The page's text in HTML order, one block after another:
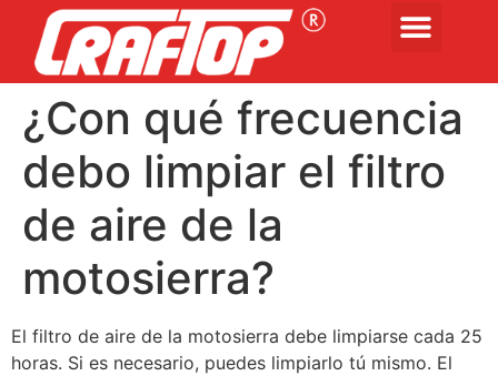
¿Con qué frecuencia
debo limpiar el filtro
de aire de la
motosierra?
El filtro de aire de la motosierra debe limpiarse cada 25
horas. Si es necesario, puedes limpiarlo tú mismo. El